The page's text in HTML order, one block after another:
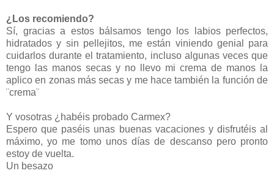
¿Los recomiendo?
Sí, gracias a estos bálsamos tengo los labios perfectos,
hidratados y sin pellejitos, me están viniendo genial para
cuidarlos durante el tratamiento, incluso algunas veces que
tengo las manos secas y no llevo mi crema de manos la
aplico en zonas más secas y me hace también la función de
¨crema¨
Y vosotras ¿habéis probado Carmex?
Espero que paséis unas buenas vacaciones y disfrutéis al
máximo, yo me tomo unos días de descanso pero pronto
estoy de vuelta.
Un besazo